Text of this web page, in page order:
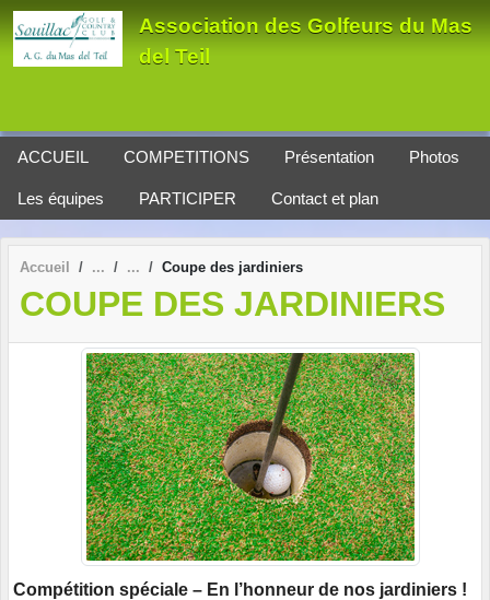
Association des Golfeurs du Mas
del Teil
ACCUEIL COMPETITIONS Présentation Photos
Les équipes PARTICIPER Contact et plan
Accueil Coupe des jardiniers
COUPE DES JARDINIERS
Compétition spéciale – En l’honneur de nos jardiniers !
Panneau de gestion des cookies